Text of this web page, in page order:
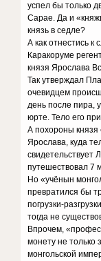
успел бы только
Сарае. Да и
князь в седле?
А как отнестись
Каракоруме
князя Ярослава
Так утверждал
очевидцем
день после пира,
юрте. Тело его
А похороны князя
Ярослава, куда
свидетельствует
путешествовал 7
Но «учёнын
превратился бы
погрузки-
тогда не
Впрочем,
монету не только
монгольской